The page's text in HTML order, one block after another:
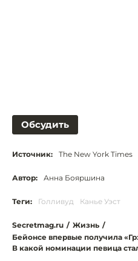
Обсудить
Источник: The New York Times
Автор: Анна Бояршина
Теги: Голливуд Канье Уэст
Secretmag.ru / Жизнь /
Бейонсе впервые получила
В какой номинации певица